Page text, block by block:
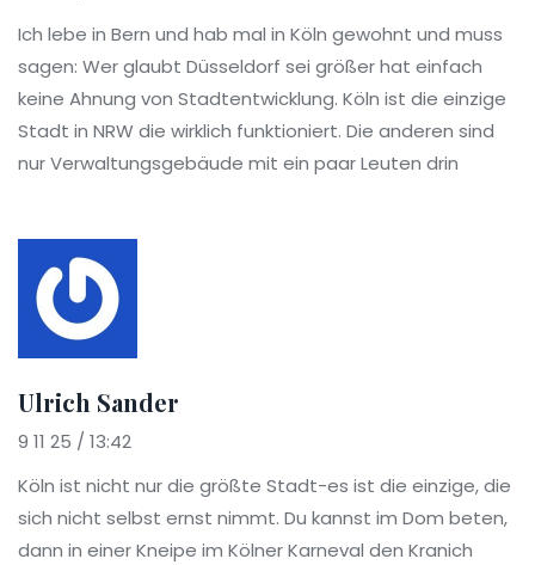
Ich lebe in Bern und hab mal in Köln gewohnt und muss
sagen: Wer glaubt Düsseldorf sei größer hat einfach
keine Ahnung von Stadtentwicklung. Köln ist die einzige
Stadt in NRW die wirklich funktioniert. Die anderen sind
nur Verwaltungsgebäude mit ein paar Leuten drin
Ulrich Sander
9 11 25 / 13:42
Köln ist nicht nur die größte Stadt-es ist die einzige, die
sich nicht selbst ernst nimmt. Du kannst im Dom beten,
dann in einer Kneipe im Kölner Karneval den Kranich